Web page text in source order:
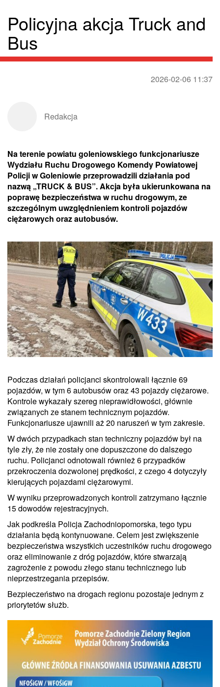
Policyjna akcja Truck and
Bus
2026-02-06 11:37
Redakcja
Na terenie powiatu goleniowskiego funkcjonariusze
Wydziału Ruchu Drogowego Komendy Powiatowej
Policji w Goleniowie przeprowadzili działania pod
nazwą „TRUCK & BUS”. Akcja była ukierunkowana na
poprawę bezpieczeństwa w ruchu drogowym, ze
szczególnym uwzględnieniem kontroli pojazdów
ciężarowych oraz autobusów.
Podczas działań policjanci skontrolowali łącznie 69
pojazdów, w tym 6 autobusów oraz 43 pojazdy ciężarowe.
Kontrole wykazały szereg nieprawidłowości, głównie
związanych ze stanem technicznym pojazdów.
Funkcjonariusze ujawnili aż 20 naruszeń w tym zakresie.
W dwóch przypadkach stan techniczny pojazdów był na
tyle zły, że nie zostały one dopuszczone do dalszego
ruchu. Policjanci odnotowali również 6 przypadków
przekroczenia dozwolonej prędkości, z czego 4 dotyczyły
kierujących pojazdami ciężarowymi.
W wyniku przeprowadzonych kontroli zatrzymano łącznie
15 dowodów rejestracyjnych.
Jak podkreśla Policja Zachodniopomorska, tego typu
działania będą kontynuowane. Celem jest zwiększenie
bezpieczeństwa wszystkich uczestników ruchu drogowego
oraz eliminowanie z dróg pojazdów, które stwarzają
zagrożenie z powodu złego stanu technicznego lub
nieprzestrzegania przepisów.
Bezpieczeństwo na drogach regionu pozostaje jednym z
priorytetów służb.